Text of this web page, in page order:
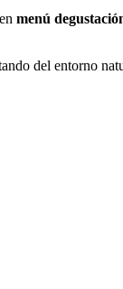
menú
del entorno